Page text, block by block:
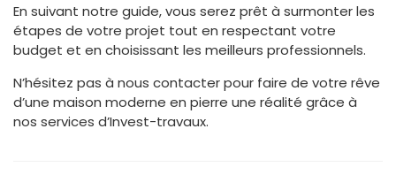
En suivant notre guide, vous serez prêt à surmonter les
étapes de votre projet tout en respectant votre
budget et en choisissant les meilleurs professionnels.
N’hésitez pas à nous contacter pour faire de votre rêve
d’une maison moderne en pierre une réalité grâce à
nos services d’Invest-travaux.